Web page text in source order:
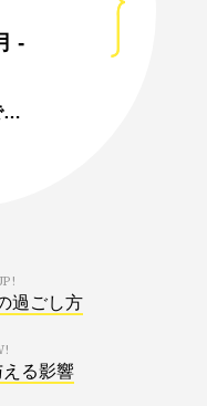
-
…
過ごし方
る影響